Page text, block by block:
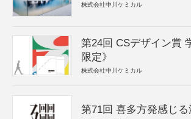
株式会社中川ケミカル
第24回 CSデザイン賞
限定》
株式会社中川ケミカル
第71回 喜多方発感じ